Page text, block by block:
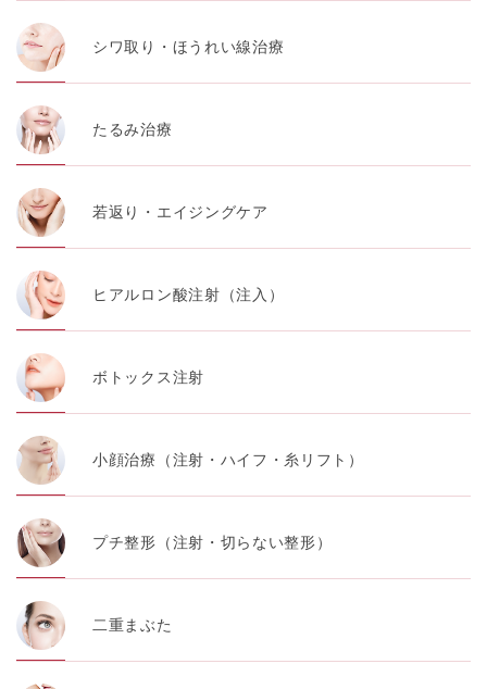
シワ取り・ほうれい線治療
たるみ治療
若返り・エイジングケア
ヒアルロン酸注射（注入）
ボトックス注射
小顔治療（注射・ハイフ・糸リフト）
プチ整形（注射・切らない整形）
二重まぶた